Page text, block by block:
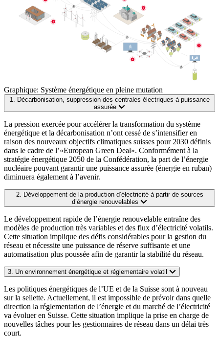
Graphique: Système énergétique en pleine mutation
1. Décarbonisation, suppression des centrales électriques à puissance
assurée
La pression exercée pour accélérer la transformation du système
énergétique et la décarbonisation n’ont cessé de s’intensifier en
raison des nouveaux objectifs climatiques suisses pour 2030 définis
dans le cadre de l’«European Green Deal». Conformément à la
stratégie énergétique 2050 de la Confédération, la part de l’énergie
nucléaire pouvant garantir une puissance assurée (énergie en ruban)
diminuera également à l’avenir.
2. Développement de la production d’électricité à partir de sources
d’énergie renouvelables
Le développement rapide de l’énergie renouvelable entraîne des
modèles de production très variables et des flux d’électricité volatils.
Cette situation implique des défis considérables pour la gestion du
réseau et nécessite une puissance de réserve suffisante et une
automatisation plus poussée afin de garantir la stabilité du réseau.
3. Un environnement énergétique et réglementaire volatil
Les politiques énergétiques de l’UE et de la Suisse sont à nouveau
sur la sellette. Actuellement, il est impossible de prévoir dans quelle
direction la réglementation de l’énergie et du marché de l’électricité
va évoluer en Suisse. Cette situation implique la prise en charge de
nouvelles tâches pour les gestionnaires de réseau dans un délai très
court.